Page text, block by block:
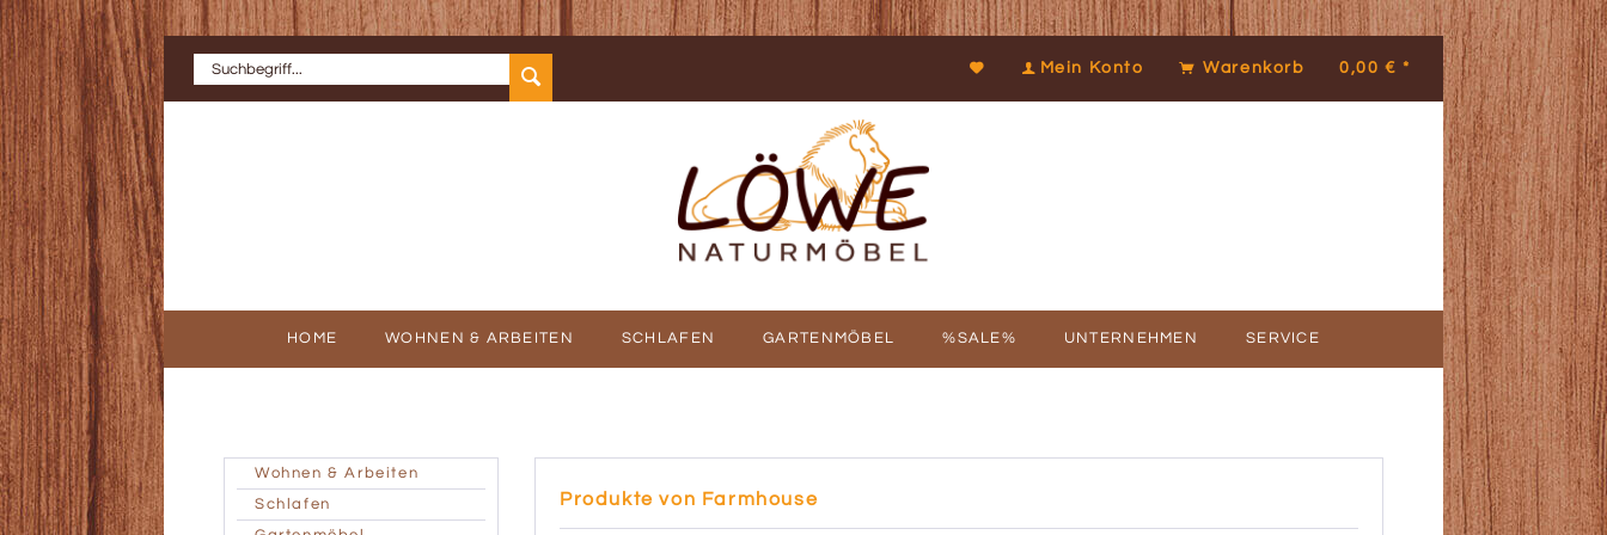
Mein Konto Warenkorb 0,00 € *
HOME WOHNEN & ARBEITEN SCHLAFEN GARTENMÖBEL %SALE% UNTERNEHMEN SERVICE
Wohnen & Arbeiten
Schlafen
Produkte von Farmhouse